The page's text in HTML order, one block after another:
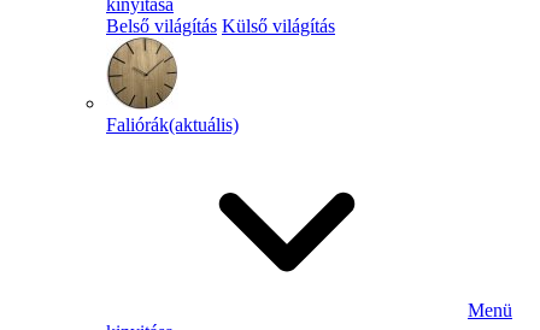
kinyitása
Belső világítás Külső világítás
Faliórák(aktuális)
Menü